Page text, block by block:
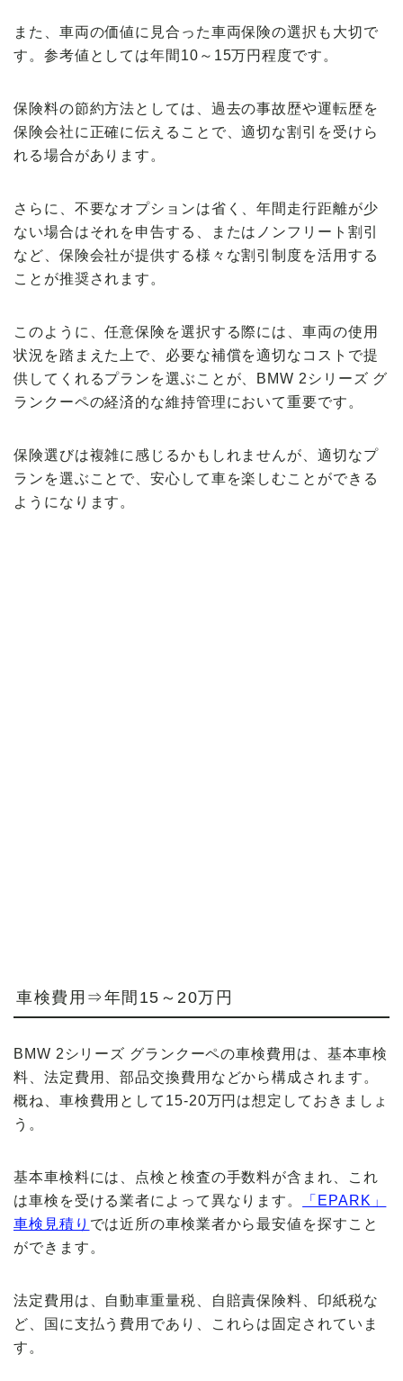
また、車両の価値に見合った車両保険の選択も大切で
す。 参考値としては年間10～15万円程度です。
保険料の節約方法としては、過去の事故歴や運転歴を
保険会社に正確に伝えることで、適切な割引を受けら
れる場合があります。
さらに、不要なオプションは省く、年間走行距離が少
ない場合はそれを申告する、またはノンフリート割引
など、保険会社が提供する様々な割引制度を活用する
ことが推奨されます。
このように、任意保険を選択する際には、車両の使用
状況を踏まえた上で、必要な補償を適切なコストで提
供してくれるプランを選ぶことが、BMW 2シリーズ グ
ランクーペの経済的な維持管理において重要です。
保険選びは複雑に感じるかもしれませんが、適切なプ
ランを選ぶことで、安心して車を楽しむことができる
ようになります。
車検費用⇒年間15～20万円
BMW 2シリーズ グランクーペの車検費用は、基本車検
料、法定費用、部品交換費用などから構成されます。
概ね、 車検費用として15-20万円 は想定しておきましょ
う。
基本車検料には、点検と検査の手数料が含まれ、これ
は車検を受ける業者によって異なります。
「EPARK」
車検見積り では近所の車検業者から最安値を探すこと
ができます。
法定費用は、自動車重量税、自賠責保険料、印紙税な
ど、国に支払う費用であり、これらは固定されていま
す。